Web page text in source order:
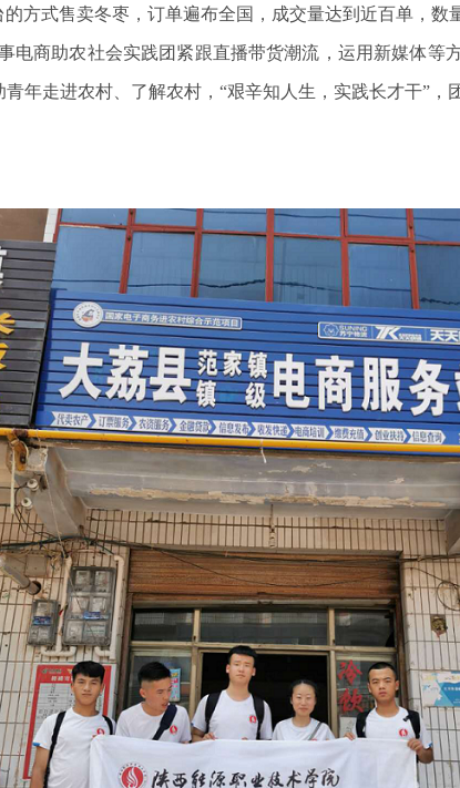
方式售卖冬枣，订单遍布全国，成交量达到近百单，数
电商助农社会实践团紧跟直播带货潮流，运用新媒体等
年走进农村、了解农村，“艰辛知人生，实践长才干”